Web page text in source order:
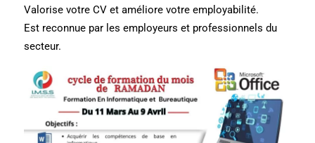
Valorise votre CV et améliore votre employabilité.
Est reconnue par les employeurs et professionnels du
secteur.